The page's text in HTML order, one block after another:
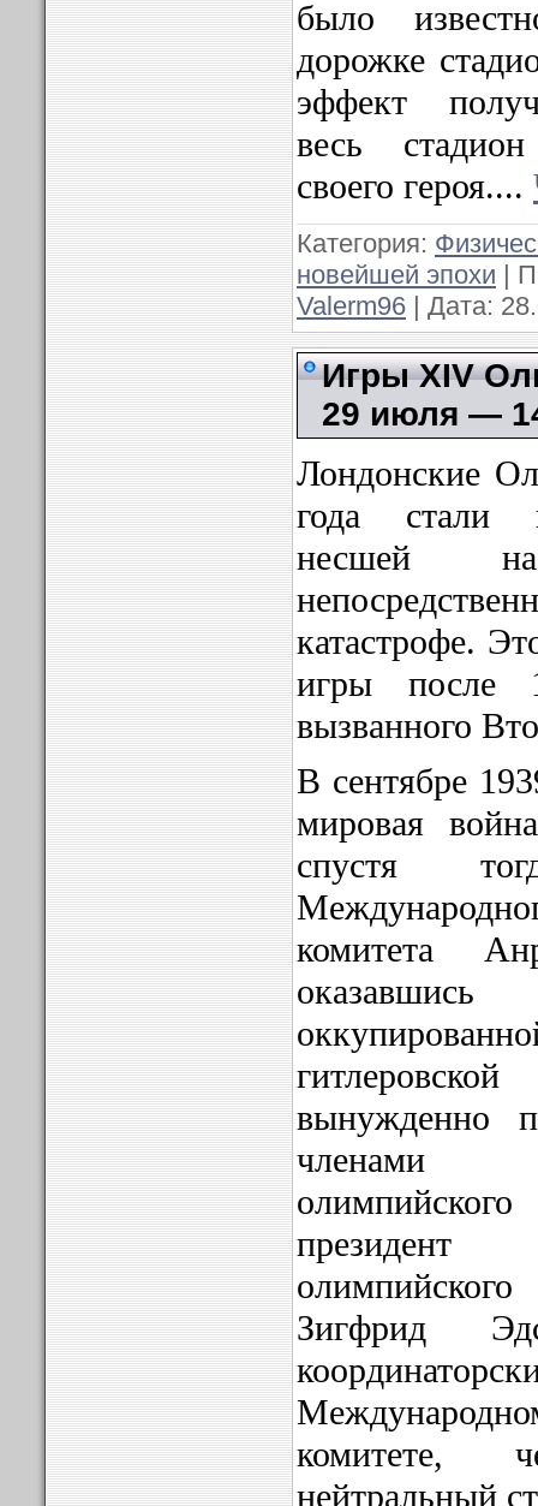
было
дорожке
эффект
весь
своего героя....
Категория:
новейшей эпохи |
Valerm96 | Дата:
Игры XIV
29 июля —
Лондонские
года стали
несшей
катастрофе.
игры после
вызванного
В сентябре
мировая
спустя
комитета
вынужденно
членами
президент
Зигфрид
комитете,
нейтральный ст